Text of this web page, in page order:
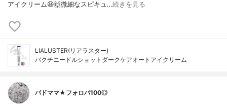
アイクリーム😆🙌微細なスピキュ…続きを見る
LIALUSTER(リアラスター)
バクチニードルショットダークケアオートアイクリーム
バドママ★フォロバ100◎